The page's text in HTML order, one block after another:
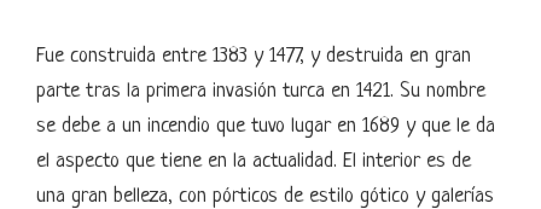
Fue construida entre 1383 y 1477, y destruida en gran
parte tras la primera invasión turca en 1421. Su nombre
se debe a un incendio que tuvo lugar en 1689 y que le da
el aspecto que tiene en la actualidad. El interior es de
una gran belleza, con pórticos de estilo gótico y galerías